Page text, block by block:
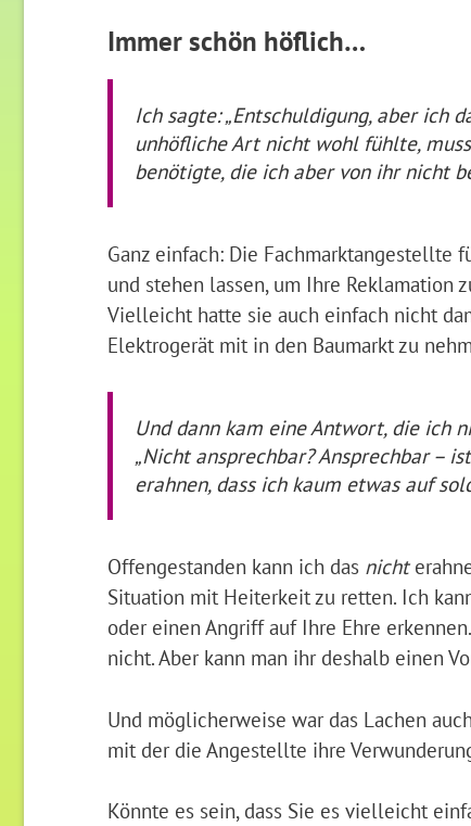
Immer schön höflich…
Ich sagte: „Entschuldigung, aber ich
unhöfliche Art nicht wohl fühlte,
benötigte, die ich aber von ihr nicht
Ganz einfach: Die
und stehen lassen, um Ihre Reklamation
Vielleicht hatte sie auch einfach nicht
Elektrogerät mit in den Baumarkt zu
Und dann kam eine Antwort, die ich
„Nicht ansprechbar? Ansprechbar –
erahnen, dass ich kaum etwas auf
Offengestanden kann ich das nicht
Situation mit Heiterkeit zu retten. Ich
oder einen Angriff auf Ihre Ehre
nicht. Aber kann man ihr deshalb einen
Und möglicherweise war das Lachen
mit der die Angestellte ihre
Könnte es sein, dass Sie es vielleicht